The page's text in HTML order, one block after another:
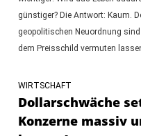
günstiger? Die Antwort: Kaum.
geopolitischen Neuordnung
dem Preisschild vermuten
WIRTSCHAFT
Dollarschwäche
Konzerne massiv